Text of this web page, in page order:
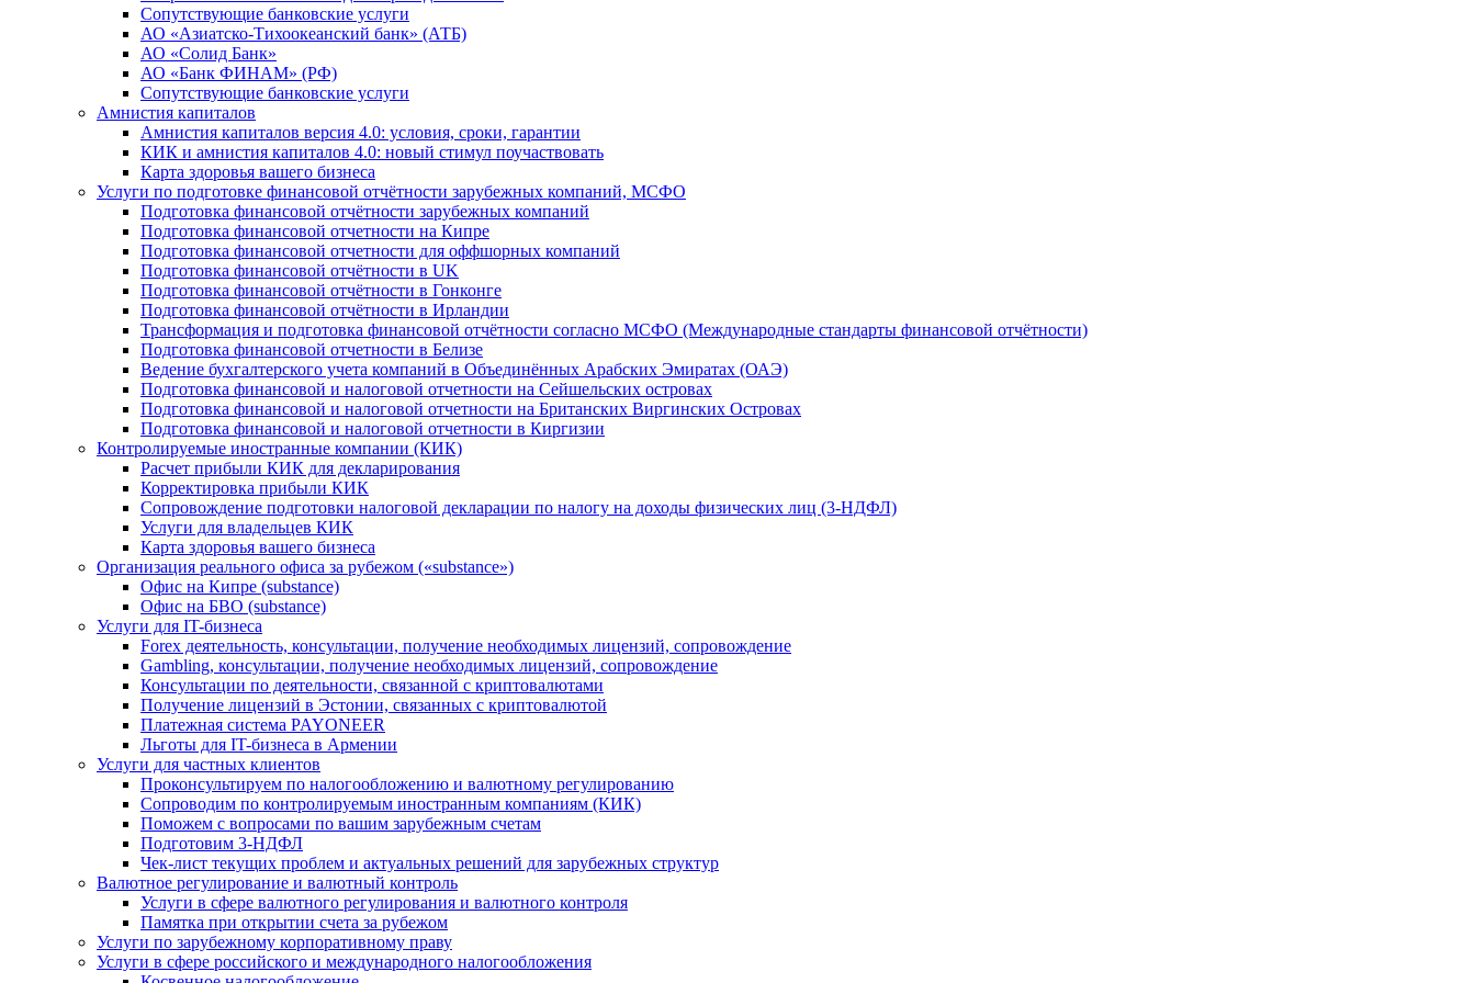
Сопутствующие банковские услуги
АО «Азиатско-Тихоокеанский банк» (АТБ)
АО «Солид Банк»
АО «Банк ФИНАМ» (РФ)
Сопутствующие банковские услуги
Амнистия капиталов
Амнистия капиталов версия 4.0: условия, сроки, гарантии
КИК и амнистия капиталов 4.0: новый стимул поучаствовать
Карта здоровья вашего бизнеса
Услуги по подготовке финансовой отчётности зарубежных компаний, МСФО
Подготовка финансовой отчётности зарубежных компаний
Подготовка финансовой отчетности на Кипре
Подготовка финансовой отчетности для оффшорных компаний
Подготовка финансовой отчётности в UK
Подготовка финансовой отчётности в Гонконге
Подготовка финансовой отчётности в Ирландии
Трансформация и подготовка финансовой отчётности согласно МСФО (Международные стандарты финансовой отчётности)
Подготовка финансовой отчетности в Белизе
Ведение бухгалтерского учета компаний в Объединённых Арабских Эмиратах (ОАЭ)
Подготовка финансовой и налоговой отчетности на Сейшельских островах
Подготовка финансовой и налоговой отчетности на Британских Виргинских Островах
Подготовка финансовой и налоговой отчетности в Киргизии
Контролируемые иностранные компании (КИК)
Расчет прибыли КИК для декларирования
Корректировка прибыли КИК
Сопровождение подготовки налоговой декларации по налогу на доходы физических лиц (3-НДФЛ)
Услуги для владельцев КИК
Карта здоровья вашего бизнеса
Организация реального офиса за рубежом («substance»)
Офис на Кипре (substance)
Офис на БВО (substance)
Услуги для IT-бизнеса
Forex деятельность, консультации, получение необходимых лицензий, сопровождение
Gambling, консультации, получение необходимых лицензий, сопровождение
Консультации по деятельности, связанной с криптовалютами
Получение лицензий в Эстонии, связанных с криптовалютой
Платежная система PAYONEER
Льготы для IT-бизнеса в Армении
Услуги для частных клиентов
Проконсультируем по налогообложению и валютному регулированию
Сопроводим по контролируемым иностранным компаниям (КИК)
Поможем с вопросами по вашим зарубежным счетам
Подготовим 3-НДФЛ
Чек-лист текущих проблем и актуальных решений для зарубежных структур
Валютное регулирование и валютный контроль
Услуги в сфере валютного регулирования и валютного контроля
Памятка при открытии счета за рубежом
Услуги по зарубежному корпоративному праву
Услуги в сфере российского и международного налогообложения